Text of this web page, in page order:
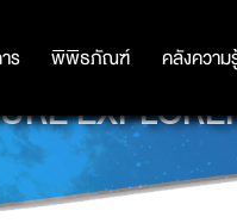
ร พิพิธภัณฑ์ คลังควา
ร พิพิธภัณฑ์ คลังความ